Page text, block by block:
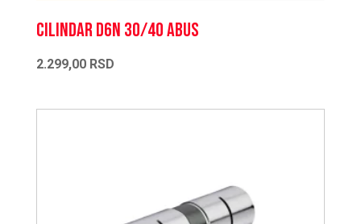
CILINDAR D6N 30/40 ABUS
2.299,00 RSD